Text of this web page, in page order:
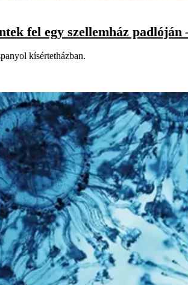
fel egy szellemház
kísértetházban.